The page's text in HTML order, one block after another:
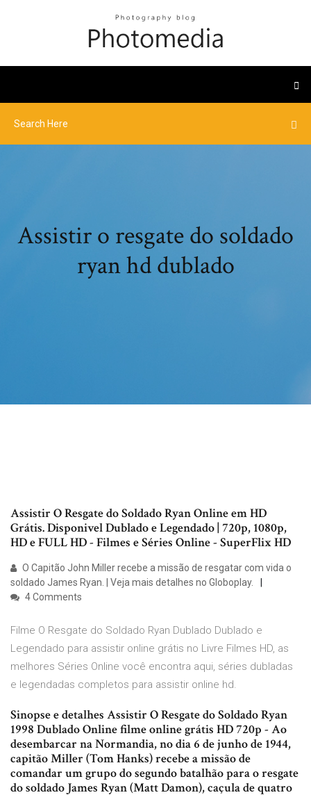
Assistir o resgate do soldado
ryan hd dublado
Assistir O Resgate do Soldado Ryan Online em HD
Grátis. Disponivel Dublado e Legendado | 720p, 1080p,
HD e FULL HD - Filmes e Séries Online - SuperFlix HD
O Capitão John Miller recebe a missão de resgatar com vida o
soldado James Ryan. | Veja mais detalhes no Globoplay.
4 Comments
Filme O Resgate do Soldado Ryan Dublado Dublado e
Legendado para assistir online grátis no Livre Filmes HD, as
melhores Séries Online você encontra aqui, séries dubladas
e legendadas completos para assistir online hd.
Sinopse e detalhes Assistir O Resgate do Soldado Ryan
1998 Dublado Online filme online grátis HD 720p - Ao
desembarcar na Normandia, no dia 6 de junho de 1944,
capitão Miller (Tom Hanks) recebe a missão de
comandar um grupo do segundo batalhão para o resgate
do soldado James Ryan (Matt Damon), caçula de quatro